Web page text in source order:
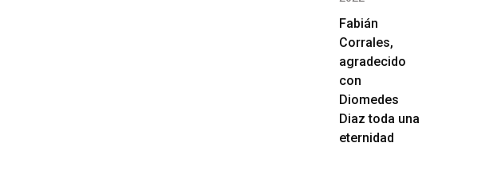
Fabián
Corrales,
agradecido
con
Diomedes
Diaz toda una
eternidad